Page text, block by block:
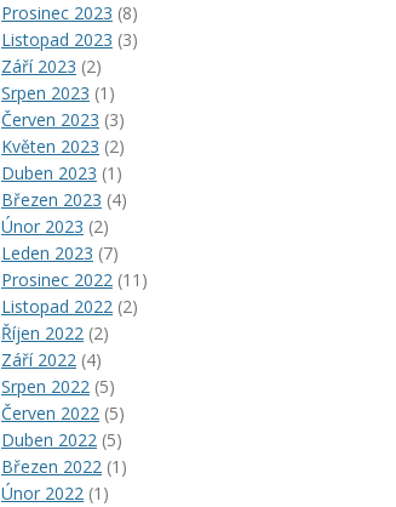
Prosinec 2023 (8)
Listopad 2023 (3)
Září 2023 (2)
Srpen 2023 (1)
Červen 2023 (3)
Květen 2023 (2)
Duben 2023 (1)
Březen 2023 (4)
Únor 2023 (2)
Leden 2023 (7)
Prosinec 2022 (11)
Listopad 2022 (2)
Říjen 2022 (2)
Září 2022 (4)
Srpen 2022 (5)
Červen 2022 (5)
Duben 2022 (5)
Březen 2022 (1)
Únor 2022 (1)